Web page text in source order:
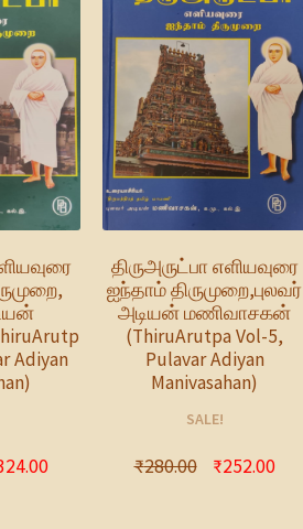
Adiyan
திருஅருட்பா எளியவுரை
ஐந்தாம் திருமுறை,புலவர்
அடியன் மணிவாசகன்
(ThiruArutpa Vol-5,
Pulavar Adiyan
Manivasahan)
SALE!
₹280.00 ₹252.00